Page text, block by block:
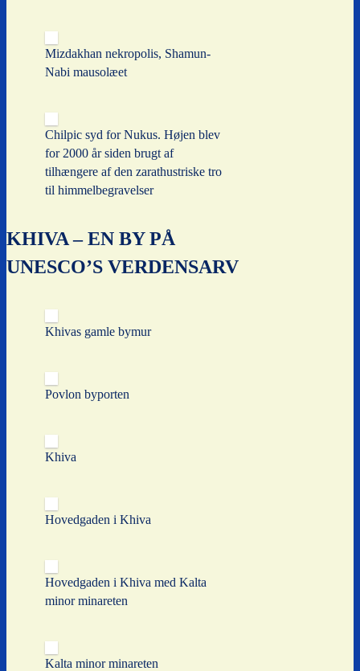
Mizdakhan nekropolis, Shamun-
Nabi mausolæet
Chilpic syd for Nukus. Højen blev
for 2000 år siden brugt af
tilhængere af den zarathustriske tro
til himmelbegravelser
KHIVA – EN BY PÅ
UNESCO’S VERDENSARV
Khivas gamle bymur
Povlon byporten
Khiva
Hovedgaden i Khiva
Hovedgaden i Khiva med Kalta
minor minareten
Kalta minor minareten